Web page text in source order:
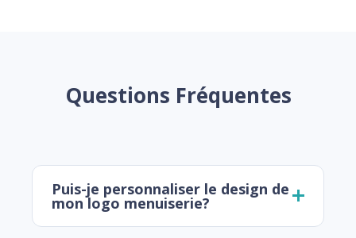
Questions Fréquentes
Puis-je personnaliser le design de
mon logo menuiserie?